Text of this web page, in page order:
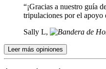
“¡Gracias a nuestro guía
tripulaciones por el apoyo
Sally L,
Leer más opiniones